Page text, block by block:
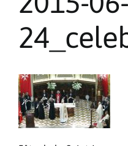
Contact